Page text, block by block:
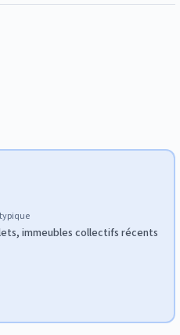
immeubles collectifs récents